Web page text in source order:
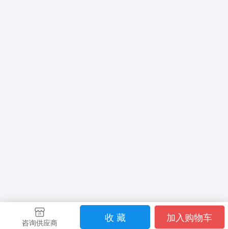
咨询供应商 收 藏 加入购物车